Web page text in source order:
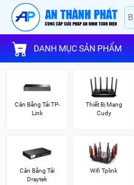
DANH MỤC SẢN PHẨM
Cân Bằng Tải TP-
Link
Thiết Bị Mạng
Cudy
Cân Bằng Tải
Draytek
Wifi Tplink